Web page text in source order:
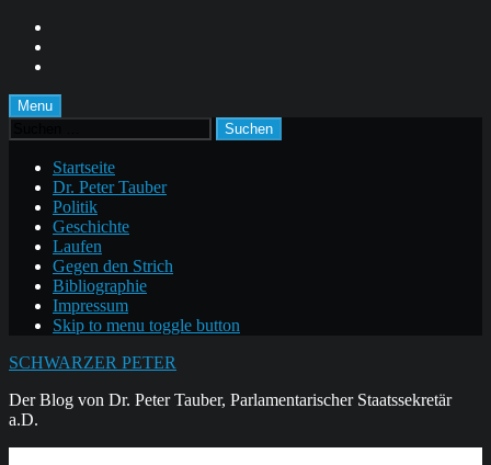
content
footer
Menu
Suchen
nach:
Startseite
Dr. Peter Tauber
Politik
Geschichte
Laufen
Gegen den Strich
Bibliographie
Impressum
Skip to menu toggle button
SCHWARZER PETER
Der Blog von Dr. Peter Tauber, Parlamentarischer Staatssekretär
a.D.